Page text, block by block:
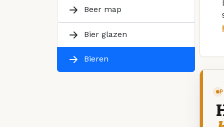
Beer map
Bier glazen
Bieren